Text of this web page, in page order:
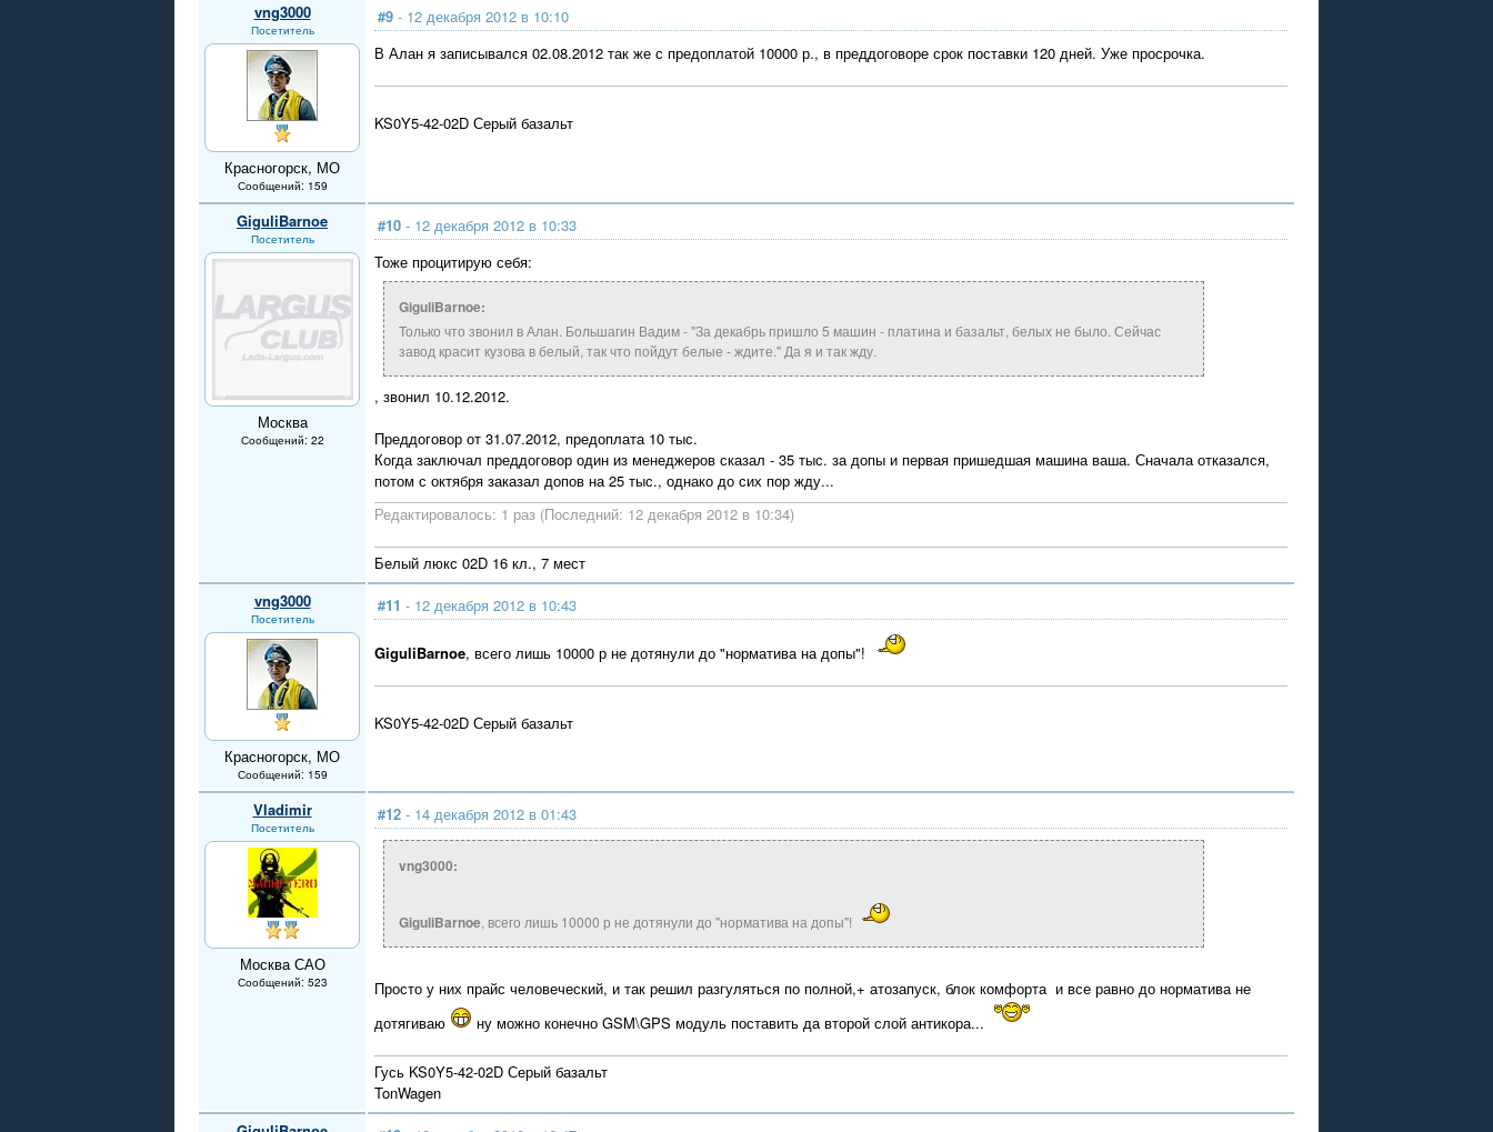
vng3000
Посетитель
Красногорск, МО
Сообщений: 159
#9 - 12 декабря 2012 в 10:10
В Алан я записывался 02.08.2012 так же с предоплатой 10000 р., в преддоговоре срок поставки 120 дней. Уже просрочка.
KS0Y5-42-02D Серый базальт
GiguliBarnoe
Посетитель
Москва
Сообщений: 22
#10 - 12 декабря 2012 в 10:33
Тоже процитирую себя:
GiguliBarnoe:
Только что звонил в Алан. Большагин Вадим - "За декабрь пришло 5 машин - платина и базальт, белых не было. Сейчас
завод красит кузова в белый, так что пойдут белые - ждите." Да я и так жду.
, звонил 10.12.2012.
Преддоговор от 31.07.2012, предоплата 10 тыс.
Когда заключал преддоговор один из менеджеров сказал - 35 тыс. за допы и первая пришедшая машина ваша. Сначала отказался,
потом с октября заказал допов на 25 тыс., однако до сих пор жду...
Редактировалось: 1 раз (Последний: 12 декабря 2012 в 10:34)
Белый люкс 02D 16 кл., 7 мест
vng3000
Посетитель
Красногорск, МО
Сообщений: 159
#11 - 12 декабря 2012 в 10:43
GiguliBarnoe, всего лишь 10000 р не дотянули до "норматива на допы"!
KS0Y5-42-02D Серый базальт
Vladimir
Посетитель
Москва САО
Сообщений: 523
#12 - 14 декабря 2012 в 01:43
vng3000:
GiguliBarnoe, всего лишь 10000 р не дотянули до "норматива на допы"!
Просто у них прайс человеческий, и так решил разгуляться по полной,+ атозапуск, блок комфорта и все равно до норматива не
дотягиваю
ну можно конечно GSM\GPS модуль поставить да второй слой антикора...
Гусь KS0Y5-42-02D Серый базальт
TonWagen